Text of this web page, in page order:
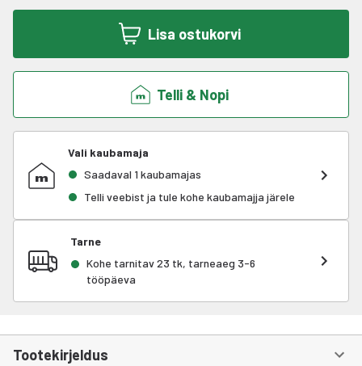
Lisa ostukorvi
Telli & Nopi
Vali kaubamaja
Saadaval 1 kaubamajas
Telli veebist ja tule kohe kaubamajja järele
Tarne
Kohe tarnitav 23 tk, tarneaeg 3-6
tööpäeva
Tootekirjeldus